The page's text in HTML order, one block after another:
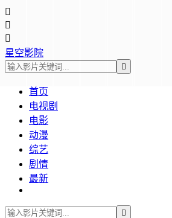



星空影院

首页
电视剧
电影
动漫
综艺
剧情
最新
